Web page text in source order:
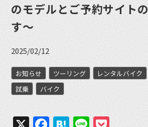
のモデルとご予約サイト
す〜
2025/02/12
お知らせ ツーリング レンタルバイク
試乗
バイク